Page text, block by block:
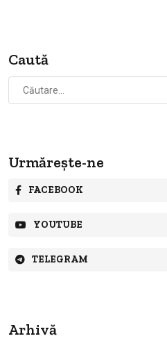
Caută
Caută
după:
Urmărește-ne
FACEBOOK
YOUTUBE
TELEGRAM
Arhivă